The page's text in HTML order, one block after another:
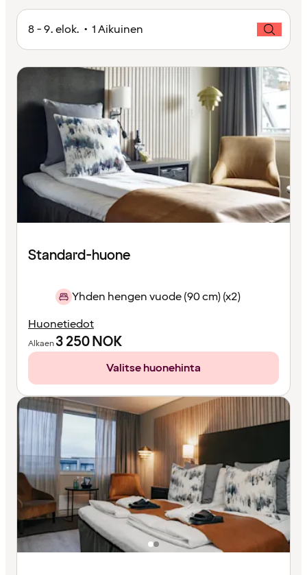
8 - 9. elok. • 1 Aikuinen
Standard-huone
Yhden hengen vuode (90 cm) (x2)
Huonetiedot
Alkaen3 250NOK
Valitse huonehinta